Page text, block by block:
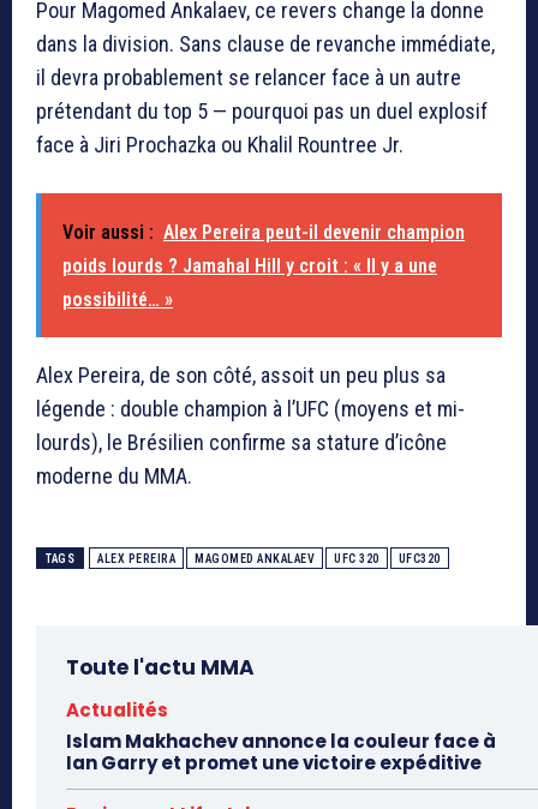
Pour Magomed Ankalaev, ce revers change la donne
dans la division. Sans clause de revanche immédiate,
il devra probablement se relancer face à un autre
prétendant du top 5 — pourquoi pas un duel explosif
face à Jiri Prochazka ou Khalil Rountree Jr.
Voir aussi : Alex Pereira peut-il devenir champion
poids lourds ? Jamahal Hill y croit : « Il y a une
possibilité… »
Alex Pereira, de son côté, assoit un peu plus sa
légende : double champion à l’UFC (moyens et mi-
lourds), le Brésilien confirme sa stature d’icône
moderne du MMA.
TAGS ALEX PEREIRA MAGOMED ANKALAEV UFC 320 UFC320
Toute l'actu MMA
Actualités
Islam Makhachev annonce la couleur face à
Ian Garry et promet une victoire expéditive